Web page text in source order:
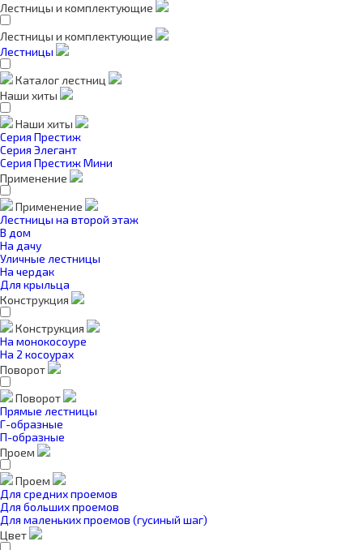
Лестницы и комплектующие
Лестницы и комплектующие
Лестницы
Каталог лестниц
Наши хиты
Наши хиты
Серия Престиж
Серия Элегант
Серия Престиж Мини
Применение
Применение
Лестницы на второй этаж
В дом
На дачу
Уличные лестницы
На чердак
Для крыльца
Конструкция
Конструкция
На монокосоуре
На 2 косоурах
Поворот
Поворот
Прямые лестницы
Г-образные
П-образные
Проем
Проем
Для средних проемов
Для больших проемов
Для маленьких проемов (гусиный шаг)
Цвет